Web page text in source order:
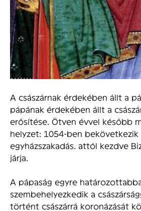
A császárnak érdekében állt a
pápának érdekében állt a
erősítése. Ötven évvel később
helyzet: 1054-ben bekövetkezik
egyházszakadás. attól kezdve
járja.
A pápaság egyre
szembehelyezkedik a
történt császárrá koronázását